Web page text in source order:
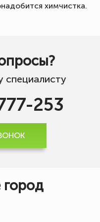
химчистка.
специалисту
253
город